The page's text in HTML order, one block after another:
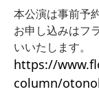
本公演は事前予
お申し込みはフ
いいたします。
https://
column/